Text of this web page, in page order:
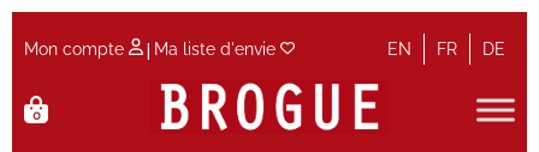
EN FR DE
0
Mon compte | Ma liste d'envie
Aller
Aller
au